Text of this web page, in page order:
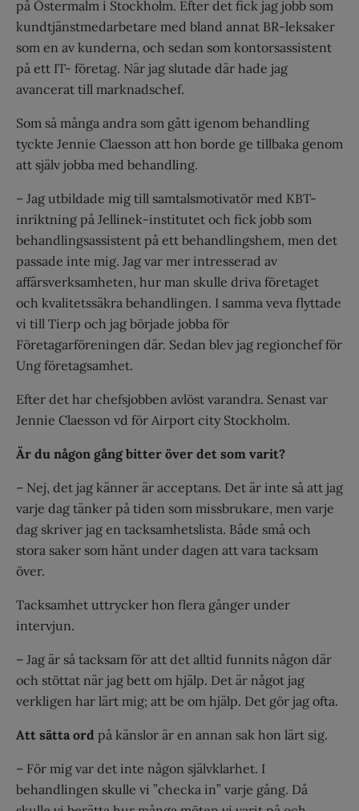
på Östermalm i Stockholm. Efter det fick jag jobb som
kundtjänstmedarbetare med bland annat BR-leksaker
som en av kunderna, och sedan som kontorsassistent
på ett IT- företag. När jag slutade där hade jag
avancerat till marknadschef.
Som så många andra som gått igenom behandling
tyckte Jennie Claesson att hon borde ge tillbaka genom
att själv jobba med behandling.
– Jag utbildade mig till samtalsmotivatör med KBT-
inriktning på Jellinek-­institutet och fick jobb som
behandlings­assistent på ett behandlingshem, men det
passade inte mig. Jag var mer intresserad av
affärsverksamheten, hur man skulle driva företaget
och kvalitetssäkra behandlingen. I samma veva flyttade
vi till Tierp och jag började jobba för
Företagarföreningen där. Sedan blev jag regionchef för
Ung företagsamhet.
Efter det har chefsjobben avlöst varandra. Senast var
Jennie Claesson vd för Airport city Stockholm.
Är du någon gång bitter över det som varit?
– Nej, det jag känner är acceptans. Det är inte så att jag
varje dag tänker på tiden som missbrukare, men varje
dag skriver jag en tacksamhetslista. Både små och
stora saker som hänt under dagen att vara tacksam
över.
Tacksamhet uttrycker hon flera gånger under
intervjun.
– Jag är så tacksam för att det alltid funnits någon där
och stöttat när jag bett om hjälp. Det är något jag
verkligen har lärt mig; att be om hjälp. Det gör jag ofta.
Att sätta ord på känslor är en annan sak hon lärt sig.
– För mig var det inte någon självklarhet. I
behandlingen skulle vi ”checka in” varje gång. Då